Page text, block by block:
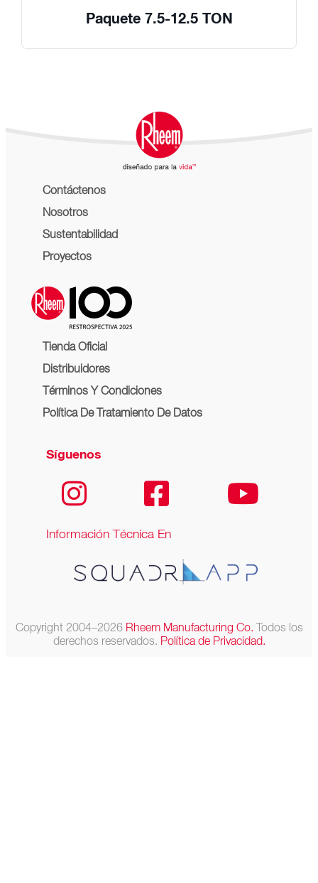
Paquete 7.5-12.5 TON
Contáctenos
Nosotros
Sustentabilidad
Proyectos
Tienda Oficial
Distribuidores
Términos Y Condiciones
Política De Tratamiento De Datos
Síguenos
Información Técnica En
Copyright 2004–2026 Rheem Manufacturing Co. Todos los
derechos reservados. Política de Privacidad.